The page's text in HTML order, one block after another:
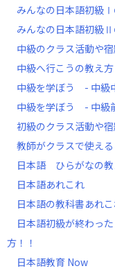
みんなの日本語初級
みんなの日本語初級
中級のクラス活動や
中級へ行こうの教え
中級を学ぼう - 中級
中級を学ぼう - 中級
初級のクラス活動や
教師がクラスで使え
日本語 ひらがなの
日本語あれこれ
日本語の教科書あれ
日本語初級が終わっ
方！！
日本語教育 Now